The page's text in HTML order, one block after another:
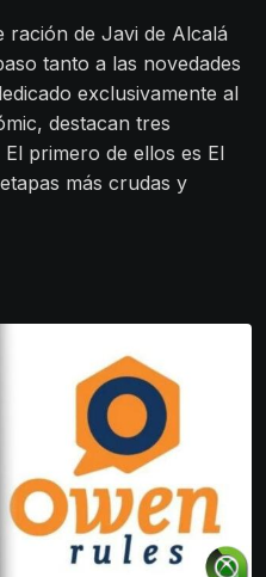
ración de Javi de Alcalá
tanto a las novedades
exclusivamente al
destacan tres
primero de ellos es El
más crudas y